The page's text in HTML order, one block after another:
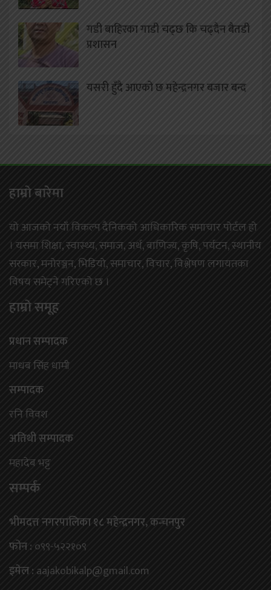
गडी बाहिरका गाडी चढ्छ कि चढ्दैन बैतडी
प्रशासन
यसरी हुँदै आएको छ महेन्द्रनगर बजार बन्द
हाम्राे बारेमा
यो आजको नयाँ विकल्प दैनिकको आधिकारिक समाचार पोर्टल हो
। यसमा शिक्षा, स्वास्थ्य, समाज, अर्थ, बाणिज्य, कृषि, पर्यटन, स्थानीय
सरकार, मनोरञ्जन, भिडियो, समाचार, विचार, विश्लेषण लगायतका
विषय समेट्ने गरिएको छ ।
हाम्राे समूह
प्रधान सम्पादक
माधब सिंह धामी
सम्पादक
रनि विवश
अतिथी सम्पादक
महादेब भट्ट
सम्पर्क
भीमदत्त नगरपालिका १८ महेन्द्रनगर, कन्चनपुर
फोन : ०९९-५२२१०९
इमेल : aajakobikalp@gmail.com